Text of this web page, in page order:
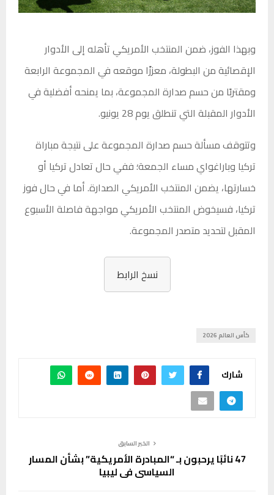
وبهذا الفوز، ضمن المنتخب الأمريكي تأهله إلى الأدوار
الإقصائية من البطولة، معززًا موقعه في المجموعة الرابعة
ومقتربًا من حسم صدارة المجموعة، بما يمنحه أفضلية في
الأدوار المقبلة التي تنطلق يوم 28 يونيو.
وتتوقف مسألة حسم صدارة المجموعة على نتيجة مباراة
تركيا وباراغواي مساء الجمعة؛ ففي حال تعادل تركيا أو
خسارتها، يضمن المنتخب الأمريكي الصدارة. أما في حال فوز
تركيا، فسيخوض المنتخب الأمريكي مواجهة فاصلة الأسبوع
المقبل لتحديد متصدر المجموعة.
نسخ الرابط
كأس العالم 2026
شارك
الخبر السابق
47 نائبًا يرحبون بـ “المبادرة الأمريكية” بشأن المسار
السياسي في ليبيا